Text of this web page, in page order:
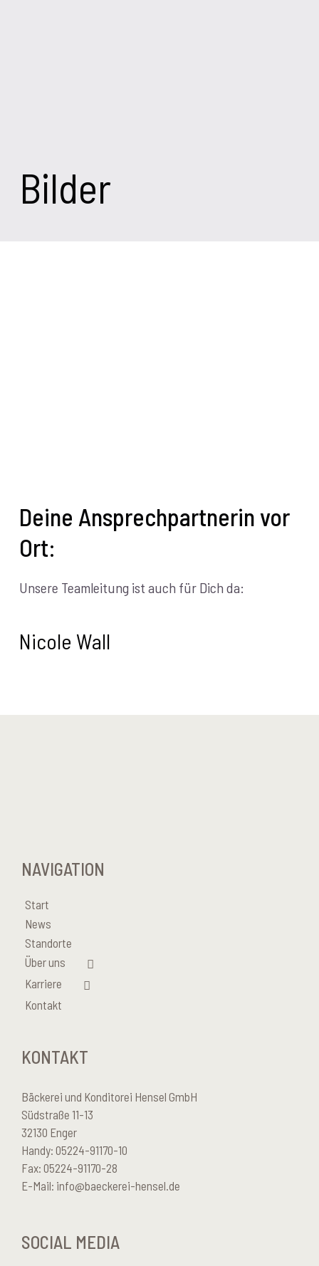
Bilder
Deine Ansprechpartnerin vor
Ort:
Unsere Teamleitung ist auch für Dich da:
Nicole Wall
NAVIGATION
Start
News
Standorte
Über uns
Karriere
Kontakt
KONTAKT
Bäckerei und Konditorei Hensel GmbH
Südstraße 11-13
32130 Enger
Handy: 05224-91170-10
Fax: 05224-91170-28
E-Mail: info@baeckerei-hensel.de
SOCIAL MEDIA